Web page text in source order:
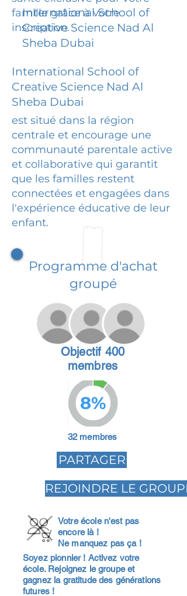
famille grâce à votre
inscription.
International School of
Creative Science Nad Al
Sheba Dubai
International School of
Creative Science Nad Al
Sheba Dubai
est situé dans la région
centrale et encourage une
communauté parentale active
et collaborative qui garantit
que les familles restent
connectées et engagées dans
l'expérience éducative de leur
enfant.
Programme d'achat
groupé
Objectif 400
membres
8%
32 membres
PARTAGER
REJOINDRE LE GROUPE
Votre école n'est pas
encore là !
Ne manquez pas ça !
Soyez pionnier ! Activez votre
école. Rejoignez le groupe et
gagnez la gratitude des générations
futures !